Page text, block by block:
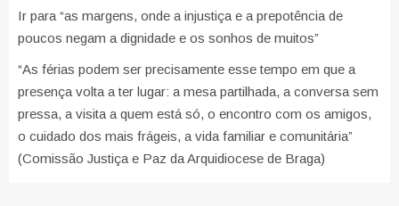
Ir para “as margens, onde a injustiça e a prepotência de
poucos negam a dignidade e os sonhos de muitos”
“As férias podem ser precisamente esse tempo em que a
presença volta a ter lugar: a mesa partilhada, a conversa sem
pressa, a visita a quem está só, o encontro com os amigos,
o cuidado dos mais frágeis, a vida familiar e comunitária”
(Comissão Justiça e Paz da Arquidiocese de Braga)